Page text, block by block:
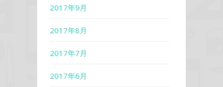
2017年9月
2017年8月
2017年7月
2017年6月